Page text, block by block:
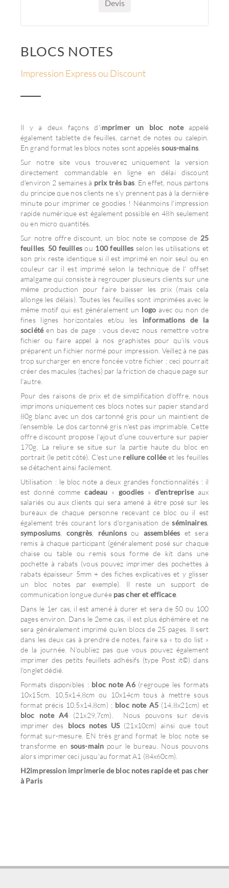
Devis
BLOCS NOTES
Impression Express ou Discount
Il y a deux façons d'imprimer un bloc noteappelé
également tablette de feuilles, carnet de notes ou calepin.
En grand format les blocs notes sont appeléssous-mains.
Sur notre site vous trouverez uniquement la version
directement commandable en ligne en délai discount
d'environ 2 semaines à prix très bas. En effet, nous partons
du principe que nos clients ne s'y prennent pas à la dernière
minute pour imprimer ce goodies ! Néanmoins l'impression
rapide numérique est également possible en 48h seulement
ou en micro quantités.
Sur notre offre discount, un bloc note se compose de 25
feuilles 50 feuillesou 100 feuilles selon les utilisations et
son prix reste identique si il est imprimé en noir seul ou en
couleur car il est imprimé selon la technique de l' offset
amalgame qui consiste à regrouper plusieurs clients sur une
même production pour faire baisser les prix (mais cela
allonge les délais). Toutes les feuilles sont imprimées avec le
même motif qui est généralement un logoavec ou non de
fines lignes horizontales et/ou les informations de la
sociétéen bas de page : vous devez nous remettre votre
fichier ou faire appel à nos graphistes pour qu'ils vous
préparent un fichier normé pour impression. Veillez à ne pas
trop surcharger en encre foncée votre fichier ; ceci pourrait
créer des macules (taches) par la friction de chaque page sur
l'autre.
Pour des raisons de prix et de simplification d'offre, nous
imprimons uniquement ces blocs notes sur papier standard
80g blanc avec un dos cartonné gris pour un maintient de
l'ensemble. Le dos cartonné gris n'est pas imprimable. Cette
offre discount propose l'ajout d'une couverture sur papier
170g. La reliure se situe sur la partie haute du bloc en
portrait (le petit côté). C'est une reliure colléeet les feuilles
se détachent ainsi facilement.
Utilisation : le bloc note a deux grandes fonctionnalités : il
est donné commecadeau «goodies » d'entrepriseaux
salariés ou aux clients qui sera amené à être posé sur les
bureaux de chaque personne recevant ce bloc ou il est
également très courant lors d'organisation deséminaires,
symposiums ,congrès réunionsou assemblées et sera
remis à chaque participant (généralement posé sur chaque
chaise ou table ou remis sous forme de kit dans une
pochette à rabats (vous pouvez imprimer des pochettes à
rabats épaisseur 5mm + des fiches explicatives et y glisser
un bloc notes par exemple). Il reste un support de
communication longue durée pas cher et efficace.
Dans le 1er cas, il est amené à durer et sera de 50 ou 100
pages environ. Dans le 2eme cas, il est plus éphémère et ne
sera généralement imprimé qu'en blocs de 25 pages. Il sert
dans les deux cas à prendre de notes, faire sa « to do list »
de la journée. N'oubliez pas que vous pouvez également
imprimer des petits feuillets adhésifs (type Post it©) dans
l'onglet dédié.
Formats disponibles : bloc note A6(regroupe les formats
10x15cm, 10,5x14,8cm ou 10x14cm tous à mettre sous
format précis 10,5x14,8cm) ; bloc note A5 (14,8x21cm) et
bloc note A4(21x29,7cm). Nous pouvons sur devis
imprimer des blocs notes US(21x10cm) ainsi que tout
format sur-mesure. EN très grand format le bloc note se
transforme en sous-main pour le bureau. Nous pouvons
alors imprimer ceci jusqu'au format A1 (84x60cm).
H2impression imprimerie de bloc notes rapide et pas cher
à Paris